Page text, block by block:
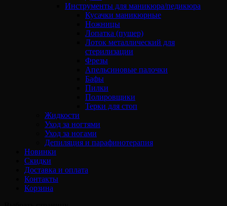
Инструменты для маникюра/педикюра
Кусачки маникюрные
Ножницы
Лопатка (пушер)
Лоток металлический для
стерилизации
Фрезы
Апельсиновые палочки
Бафы
Пилки
Полировщики
Терки для стоп
Жидкости
Уход за ногтями
Уход за ногами
Депиляция и парафинотерапия
Новинки
Скидки
Доставка и оплата
Контакты
Корзина